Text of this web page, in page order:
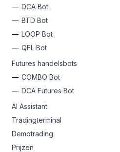
DCA Bot
BTD Bot
LOOP Bot
QFL Bot
Futures handelsbots
COMBO Bot
DCA Futures Bot
AI Assistant
Tradingterminal
Demotrading
Prijzen